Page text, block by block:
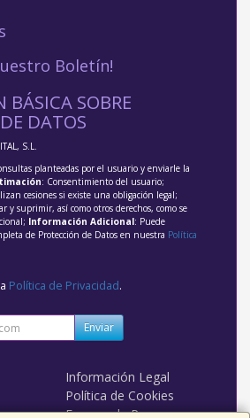
Boletín!
BÁSICA SOBRE
DATOS
S.L.
planteadas por el usuario y enviarle la
: Consentimiento del usuario;
cesiones si existe una obligación legal;
y suprimir, así como otros derechos, como se
Información Adicional: Puede
de Protección de Datos en nuestra Política
Política de Privacidad.
Enviar
Información Legal
Política de Cookies
Formas de Pago